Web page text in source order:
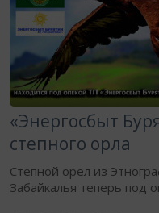
«Энергосбыт
степного орла
Степной орел из
Забайкалья теперь под